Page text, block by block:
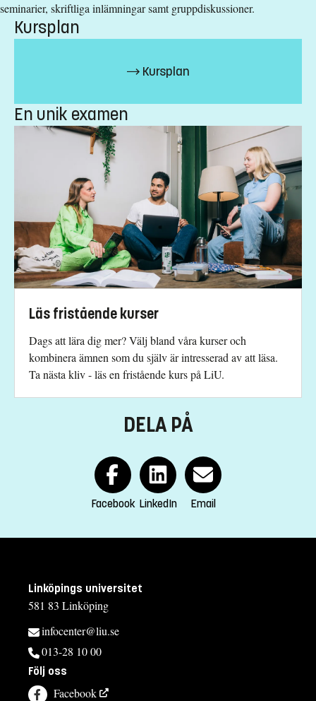
Särskilda förkunskapskrav
Betyg (50%) högskoleprov (35%) akademiska poäng (15%)
Studieavgift
11100 kr - OBS! Gäller bara studenter utanför EU/EES och
Har du frågor om kursen, kontakta oss.
Hanna Jonasson
hanna.jonasson@liu.se
+4613286750
Studievägledning
Studentservice
studentservice@imt.liu.se
seminarier, skriftliga inlämningar samt gruppdiskussioner.
Kursplan
Kursplan
En unik examen
Läs fristående kurser
Dags att lära dig mer? Välj bland våra kurser och
kombinera ämnen som du själv är intresserad av att läsa.
Ta nästa kliv - läs en fristående kurs på LiU.
DELA PÅ
Facebook LinkedIn Email
Linköpings universitet
581 83 Linköping
infocenter@liu.se
013-28 10 00
Följ oss
Facebook